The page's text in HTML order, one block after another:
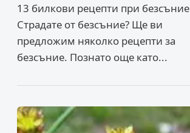
13 билкови рецепти при безсъние
Страдате от безсъние? Ще ви
предложим няколко рецепти за
безсъние. Познато още като...